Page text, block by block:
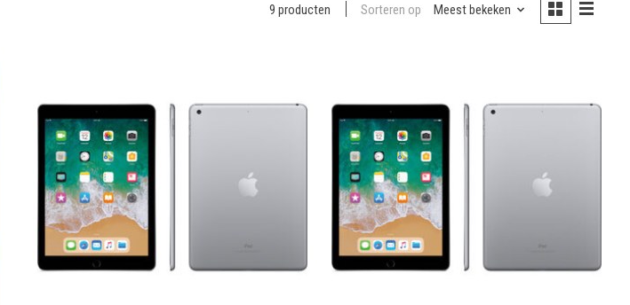
9 producten Sorteren op Meest bekeken